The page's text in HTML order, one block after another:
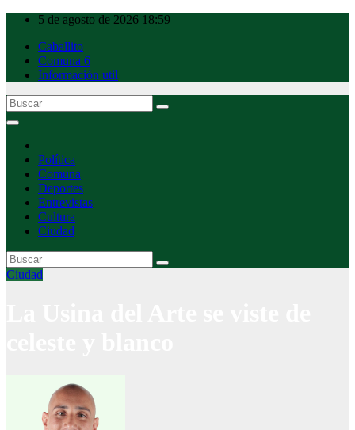
contenido
5 de agosto de 2026 18:59
Caballito
Comuna 6
Información util
Caballito Urbano
Política
Comuna
Deportes
Entrevistas
Cultura
Ciudad
Ciudad